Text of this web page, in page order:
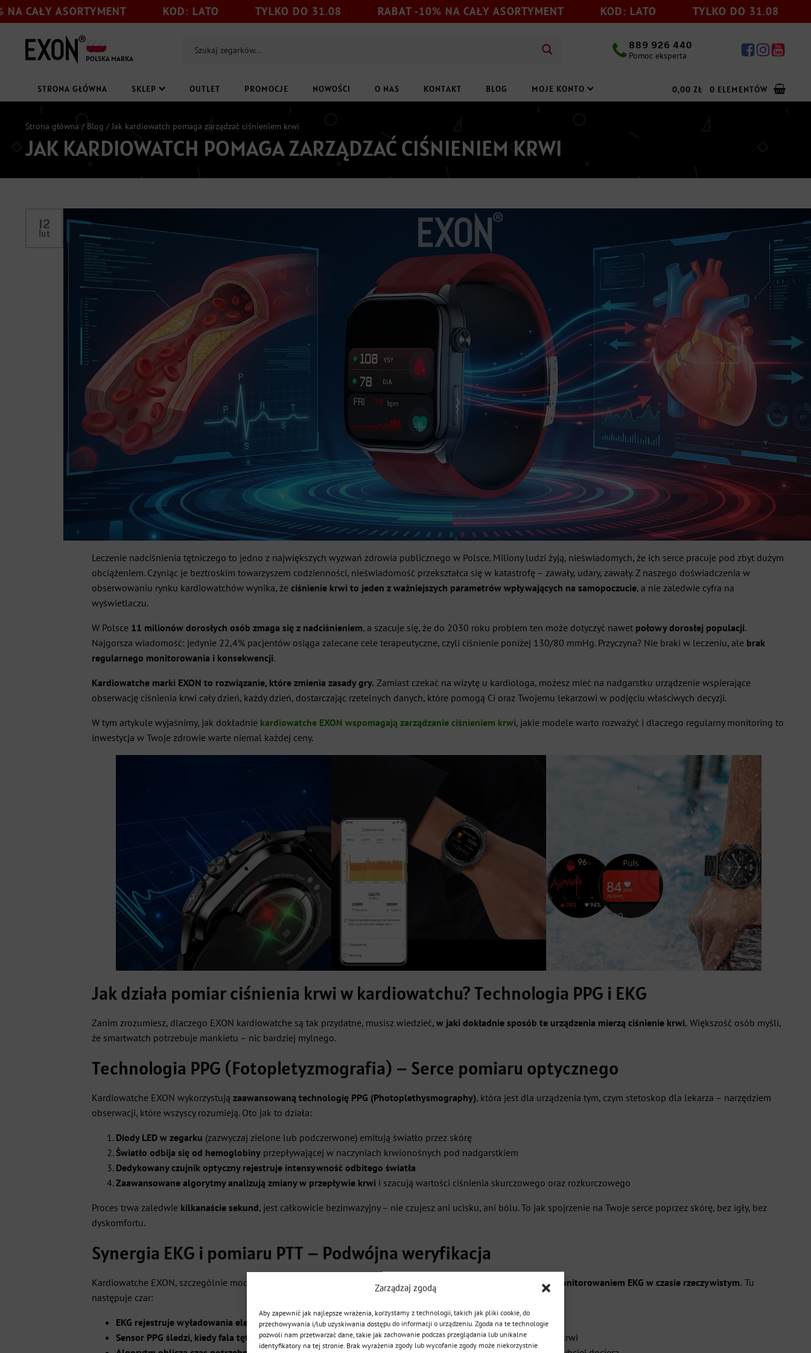
Zarządzaj zgodą
Aby zapewnić jak najlepsze wrażenia, korzystamy z technologii, takich jak pliki cookie, do
przechowywania i/lub uzyskiwania dostępu do informacji o urządzeniu. Zgoda na te technologie
pozwoli nam przetwarzać dane, takie jak zachowanie podczas przeglądania lub unikalne
identyfikatory na tej stronie. Brak wyrażenia zgody lub wycofanie zgody może niekorzystnie
KOD: LATO TYLKO DO 31.08 RABAT -10% NA CAŁY ASORTYMENT KOD: LATO TYLKO DO 31.08 RABAT -
POLSKA MARKA
889 926 440
Pomoc eksperta
STRONA GŁÓWNA SKLEP OUTLET PROMOCJE NOWOŚCI O NAS KONTAKT BLOG MOJE KONTO 0,00 ZŁ 0 ELEMENTÓW
Strona główna / Blog / Jak kardiowatch pomaga zarządzać ciśnieniem krwi
JAK KARDIOWATCH POMAGA ZARZĄDZAĆ CIŚNIENIEM KRWI
12
lut
Leczenie nadciśnienia tętniczego to jedno z największych wyzwań zdrowia publicznego w Polsce. Miliony ludzi żyją, nieświadomych, że ich serce pracuje pod zbyt dużym
obciążeniem. Czyniąc je beztroskim towarzyszem codzienności, nieświadomość przekształca się w katastrofę – zawały, udary, zawały. Z naszego doświadczenia w
obserwowaniu rynku kardiowatchów wynika, że ciśnienie krwi to jeden z ważniejszych parametrów wpływających na samopoczucie, a nie zaledwie cyfra na
wyświetlaczu.
W Polsce 11 milionów dorosłych osób zmaga się z nadciśnieniem, a szacuje się, że do 2030 roku problem ten może dotyczyć nawet połowy dorosłej populacji.
Najgorsza wiadomość: jedynie 22,4% pacjentów osiąga zalecane cele terapeutyczne, czyli ciśnienie poniżej 130/80 mmHg. Przyczyna? Nie braki w leczeniu, ale brak
regularnego monitorowania i konsekwencji.
Kardiowatche marki EXON to rozwiązanie, które zmienia zasady gry. Zamiast czekać na wizytę u kardiologa, możesz mieć na nadgarstku urządzenie wspierające
obserwację ciśnienia krwi cały dzień, każdy dzień, dostarczając rzetelnych danych, które pomogą Ci oraz Twojemu lekarzowi w podjęciu właściwych decyzji.
W tym artykule wyjaśnimy, jak dokładnie kardiowatche EXON wspomagają zarządzanie ciśnieniem krwi, jakie modele warto rozważyć i dlaczego regularny monitoring to
inwestycja w Twoje zdrowie warte niemal każdej ceny.
Jak działa pomiar ciśnienia krwi w kardiowatchu? Technologia PPG i EKG
Zanim zrozumiesz, dlaczego EXON kardiowatche są tak przydatne, musisz wiedzieć, w jaki dokładnie sposób te urządzenia mierzą ciśnienie krwi. Większość osób myśli,
że smartwatch potrzebuje mankietu – nic bardziej mylnego.
Technologia PPG (Fotopletyzmografia) – Serce pomiaru optycznego
Kardiowatche EXON wykorzystują zaawansowaną technologię PPG (Photoplethysmography), która jest dla urządzenia tym, czym stetoskop dla lekarza – narzędziem
obserwacji, które wszyscy rozumieją. Oto jak to działa:
Diody LED w zegarku (zazwyczaj zielone lub podczerwone) emitują światło przez skórę
Światło odbija się od hemoglobiny przepływającej w naczyniach krwionośnych pod nadgarstkiem
Dedykowany czujnik optyczny rejestruje intensywność odbitego światła
Zaawansowane algorytmy analizują zmiany w przepływie krwi i szacują wartości ciśnienia skurczowego oraz rozkurczowego
Proces trwa zaledwie kilkanaście sekund, jest całkowicie bezinwazyjny – nie czujesz ani ucisku, ani bólu. To jak spojrzenie na Twoje serce poprzez skórę, bez igły, bez
dyskomfortu.
Synergia EKG i pomiaru PTT – Podwójna weryfikacja
Kardiowatche EXON, szczególnie modele wyższej klasy takie jak EXON PRIME EXON ALVIO , łączą pomiar PPG z monitorowaniem EKG w czasie rzeczywistym. Tu
następuje czar:
EKG rejestruje wyładowania elektryczne serca– dokładnie wie, kiedy serce się kurczy
Sensor PPG śledzi, kiedy fala tętna dociera do nadgarstka– mierzy prędkość rozprzestrzeniania się impulsu krwi